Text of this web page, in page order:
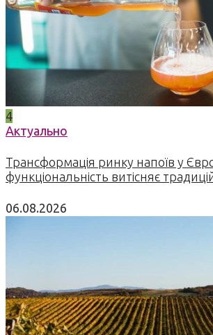
4
Актуально
Трансформація ринку напоїв у
функціональність витісняє
06.08.2026